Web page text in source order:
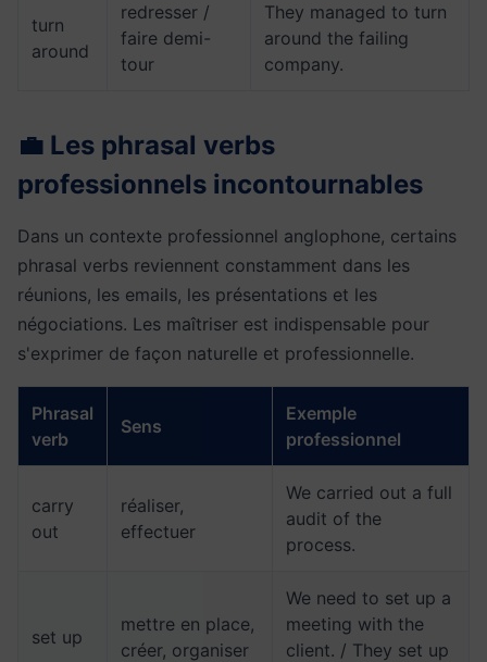
turn
around
redresser /
faire demi-
tour
They managed to turn
around the failing
company.
💼 Les phrasal verbs
professionnels incontournables
Dans un contexte professionnel anglophone, certains
phrasal verbs reviennent constamment dans les
réunions, les emails, les présentations et les
négociations. Les maîtriser est indispensable pour
s'exprimer de façon naturelle et professionnelle.
Phrasal
verb
Sens
Exemple
professionnel
carry
out
réaliser,
effectuer
We carried out a full
audit of the
process.
set up
mettre en place,
créer, organiser
We need to set up a
meeting with the
client. / They set up